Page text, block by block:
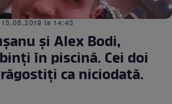
15.06.2019 la 14:45
și Alex Bodi,
în piscină. Cei doi
ca niciodată.